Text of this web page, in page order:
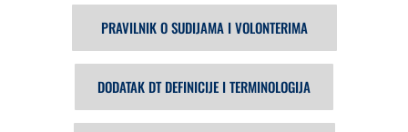
PRAVILNIK O SUDIJAMA I VOLONTERIMA
DODATAK DT DEFINICIJE I TERMINOLOGIJA